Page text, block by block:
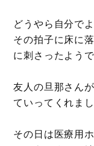
どうやら自分で
その拍子に床に
に刺さったよう
友人の旦那さん
ていってくれまし
その日は医療用